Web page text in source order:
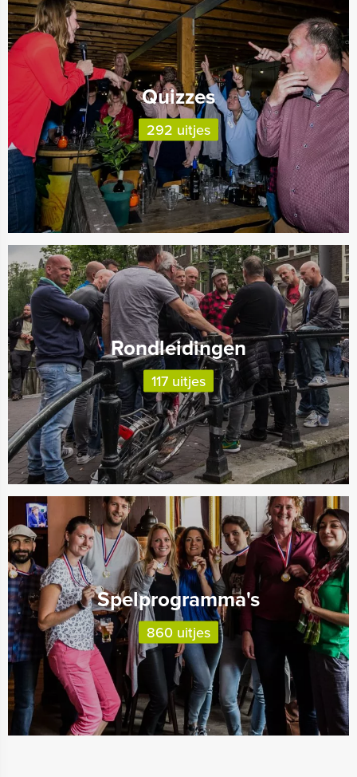
Quizzes
292 uitjes
Rondleidingen
117 uitjes
Spelprogramma's
860 uitjes